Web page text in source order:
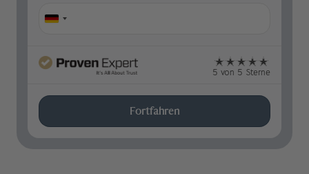
5 von 5 Sterne
Fortfahren